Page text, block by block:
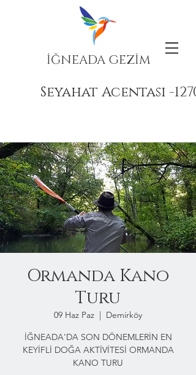
İĞNEADA GEZİM
Seyahat Acentası -
Ormanda Kano
Turu
09 Haz Paz
  |
Demirköy
İĞNEADA'DA SON DÖNEMLERİN EN
KEYİFLİ DOĞA AKTİVİTESİ ORMANDA
KANO TURU